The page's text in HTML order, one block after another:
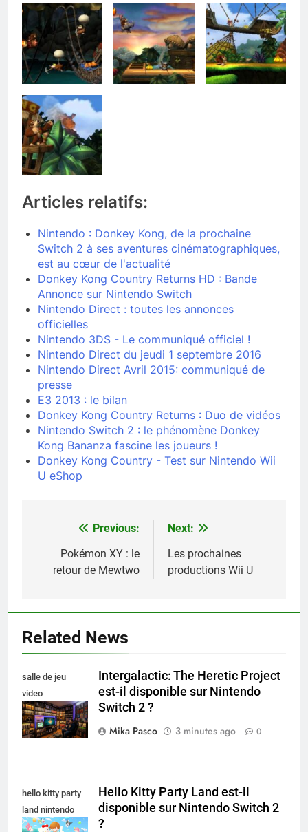
Articles relatifs:
Nintendo : Donkey Kong, de la prochaine
Switch 2 à ses aventures cinématographiques,
est au cœur de l'actualité
Donkey Kong Country Returns HD : Bande
Annonce sur Nintendo Switch
Nintendo Direct : toutes les annonces
officielles
Nintendo 3DS - Le communiqué officiel !
Nintendo Direct du jeudi 1 septembre 2016
Nintendo Direct Avril 2015: communiqué de
presse
E3 2013 : le bilan
Donkey Kong Country Returns : Duo de vidéos
Nintendo Switch 2 : le phénomène Donkey
Kong Bananza fascine les joueurs !
Donkey Kong Country - Test sur Nintendo Wii
U eShop
NavigationPrevious:
Pokémon XY : le
retour de Mewtwo
Next:
Les prochaines
productions Wii U
Related News
salle de jeu
video
collectionneur
Intergalactic: The Heretic Project
est-il disponible sur Nintendo
Switch 2 ?
Mika Pasco
3 minutes ago 0
hello kitty party
land nintendo
switch
Hello Kitty Party Land est-il
disponible sur Nintendo Switch 2
?